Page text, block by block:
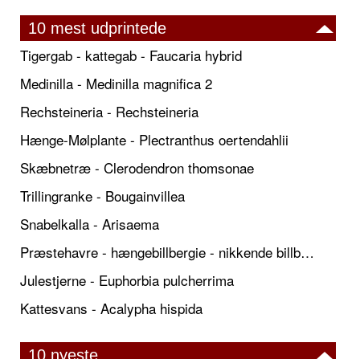
10 mest udprintede
Tigergab - kattegab - Faucaria hybrid
Medinilla - Medinilla magnifica 2
Rechsteineria - Rechsteineria
Hænge-Mølplante - Plectranthus oertendahlii
Skæbnetræ - Clerodendron thomsonae
Trillingranke - Bougainvillea
Snabelkalla - Arisaema
Præstehavre - hængebillbergie - nikkende billbergie
Julestjerne - Euphorbia pulcherrima
Kattesvans - Acalypha hispida
10 nyeste